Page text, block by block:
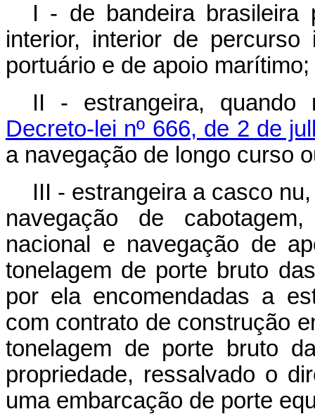
I - de bandeira brasileira
interior, interior de percurso
portuário e de apoio marítimo;
II - estrangeira, quando
Decreto-lei nº 666, de 2 de
a navegação de longo curso
III - estrangeira a casco
navegação de
nacional e navegação de
tonelagem de porte bruto
por ela encomendadas a
com contrato de construção
tonelagem de porte bruto
propriedade, ressalvado o
uma embarcação de porte